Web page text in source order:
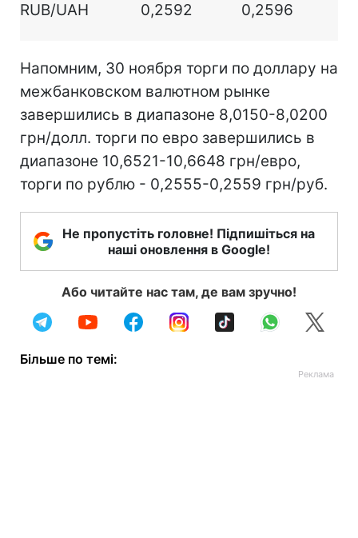
RUB/UAH 0,2592 0,2596
Напомним, 30 ноября торги по доллару на
межбанковском валютном рынке
завершились в диапазоне 8,0150-8,0200
грн/долл. торги по евро завершились в
диапазоне 10,6521-10,6648 грн/евро,
торги по рублю - 0,2555-0,2559 грн/руб.
Не пропустіть головне! Підпишіться на
наші оновлення в Google!
Або читайте нас там, де вам зручно!
Більше по темі: